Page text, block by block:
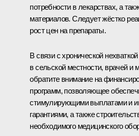
потребности в лекарствах, а
материалов. Следует жёстко
рост цен на препараты.
В связи с хронической
в сельской местности, врачей и
обратите внимание на
программ, позволяющее
стимулирующими выплатами и
гарантиями, а также
необходимого медицинского